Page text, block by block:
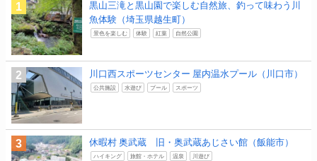
黒山三滝と黒山園で楽しむ自然旅、釣って味わう川
魚体験（埼玉県越生町）
景色を楽しむ 体験 紅葉 自然公園
川口西スポーツセンター 屋内温水プール（川口市）
公共施設 水遊び プール スポーツ
休暇村 奥武蔵 旧・奥武蔵あじさい館（飯能市）
ハイキング 旅館・ホテル 温泉 川遊び